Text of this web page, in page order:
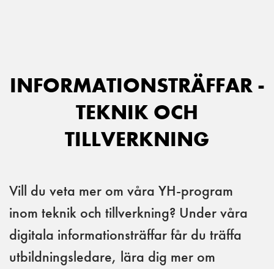
INFORMATIONSTRÄFFAR -
TEKNIK OCH
TILLVERKNING
Vill du veta mer om våra YH-program
inom teknik och tillverkning? Under våra
digitala informationsträffar får du träffa
utbildningsledare, lära dig mer om